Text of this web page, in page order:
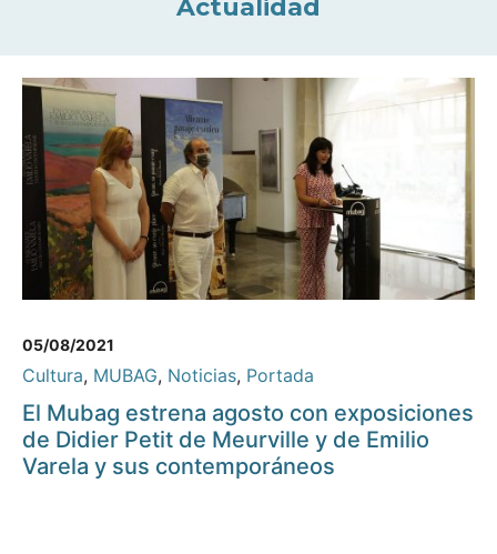
Actualidad
05/08/2021
Cultura, MUBAG, Noticias, Portada
El Mubag estrena agosto con exposiciones
de Didier Petit de Meurville y de Emilio
Varela y sus contemporáneos